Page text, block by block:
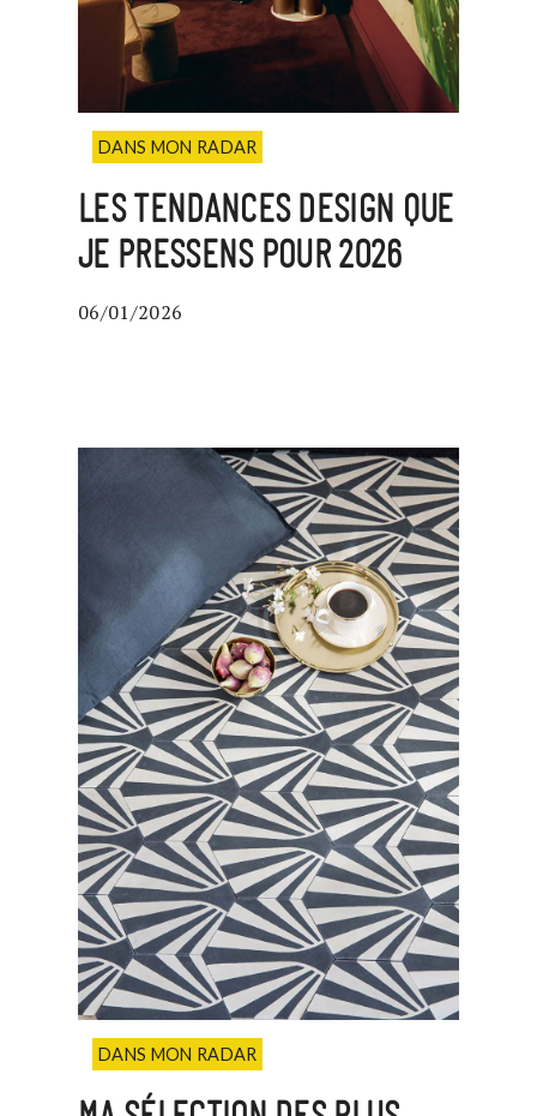
DANS MON RADAR
LES TENDANCES DESIGN QUE
JE PRESSENS POUR 2026
06/01/2026
DANS MON RADAR